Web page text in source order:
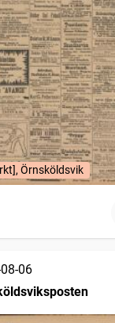
Örnsköldsvik
06